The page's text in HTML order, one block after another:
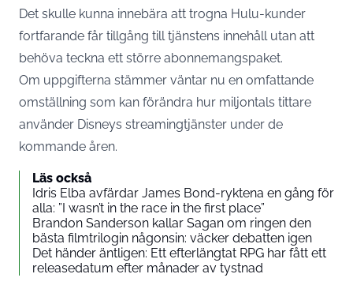
Det skulle kunna innebära att trogna Hulu-kunder
fortfarande får tillgång till tjänstens innehåll utan att
behöva teckna ett större abonnemangspaket.
Om uppgifterna stämmer väntar nu en omfattande
omställning som kan förändra hur miljontals tittare
använder Disneys streamingtjänster under de
kommande åren.
Läs också
Idris Elba avfärdar James Bond-ryktena en gång för
alla: ”I wasn’t in the race in the first place”
Brandon Sanderson kallar Sagan om ringen den
bästa filmtrilogin någonsin: väcker debatten igen
Det händer äntligen: Ett efterlängtat RPG har fått ett
releasedatum efter månader av tystnad